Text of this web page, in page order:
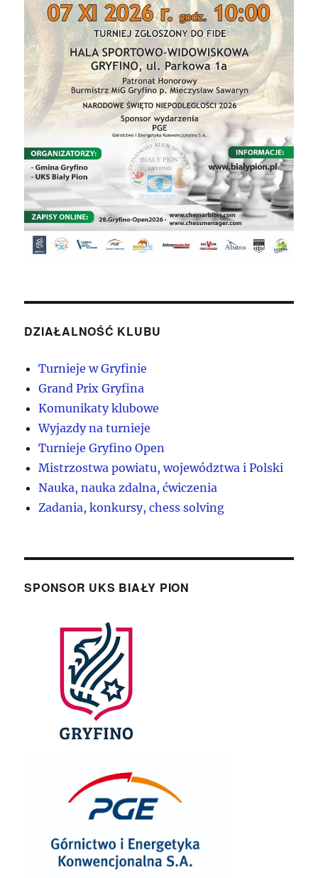
DZIAŁALNOŚĆ KLUBU
Turnieje w Gryfinie
Grand Prix Gryfina
Komunikaty klubowe
Wyjazdy na turnieje
Turnieje Gryfino Open
Mistrzostwa powiatu, województwa i Polski
Nauka, nauka zdalna, ćwiczenia
Zadania, konkursy, chess solving
SPONSOR UKS BIAŁY PION